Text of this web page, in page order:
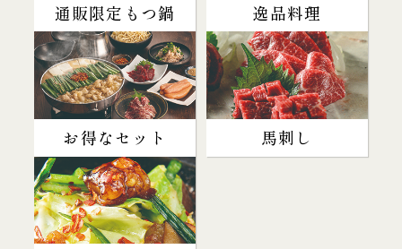
通販限定もつ鍋 逸品料理
お得なセット 馬刺し